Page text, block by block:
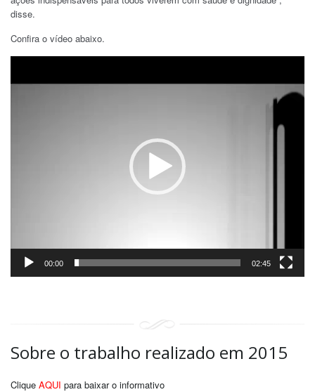
disse.
Confira o vídeo abaixo.
00:00 02:45
Sobre o trabalho realizado em 2015
Clique AQUI para baixar o informativo